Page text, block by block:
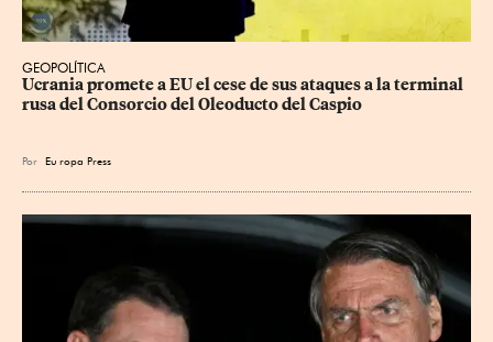
GEOPOLÍTICA
Ucrania promete a EU el cese de sus ataques a la terminal
rusa del Consorcio del Oleoducto del Caspio
Por Eu ropa Press